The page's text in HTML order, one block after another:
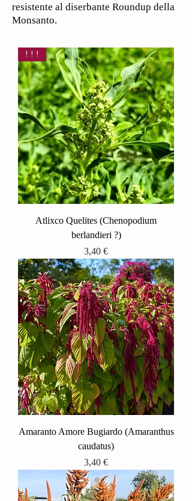
resistente al diserbante Roundup della
Monsanto.
! ! !
Atlixco Quelites (Chenopodium
berlandieri ?)
Prezzo
3,40 €
Amaranto Amore Bugiardo (Amaranthus
caudatus)
Prezzo
3,40 €